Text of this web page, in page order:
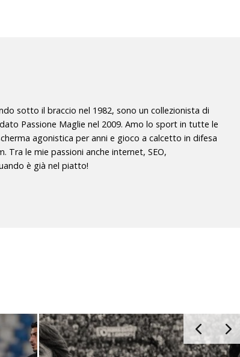
sotto il braccio nel 1982, sono un collezionista di
Passione Maglie nel 2009. Amo lo sport in tutte le
agonistica per anni e gioco a calcetto in difesa
Tra le mie passioni anche internet, SEO,
è già nel piatto!